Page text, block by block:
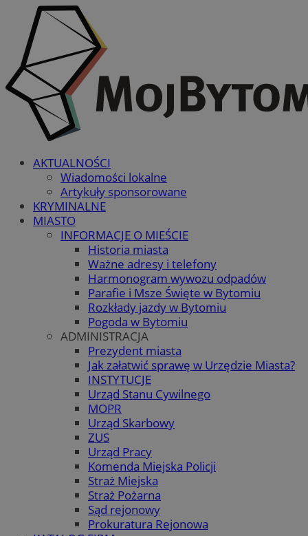
AKTUALNOŚCI
Wiadomości lokalne
Artykuły sponsorowane
KRYMINALNE
MIASTO
INFORMACJE O MIEŚCIE
Historia miasta
Ważne adresy i telefony
Harmonogram wywozu odpadów
Parafie i Msze Święte w Bytomiu
Rozkłady jazdy w Bytomiu
Pogoda w Bytomiu
ADMINISTRACJA
Prezydent miasta
Jak załatwić sprawę w Urzędzie Miasta?
INSTYTUCJE
Urząd Stanu Cywilnego
MOPR
Urząd Skarbowy
ZUS
Urząd Pracy
Komenda Miejska Policji
Straż Miejska
Straż Pożarna
Sąd rejonowy
Prokuratura Rejonowa